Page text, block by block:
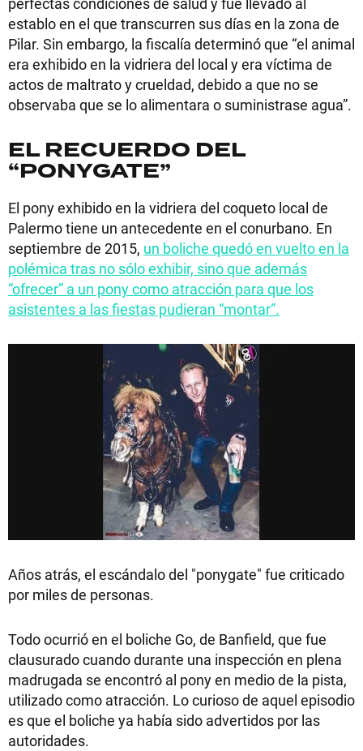
establo en el que transcurren sus días en la zona de
Pilar. Sin embargo, la fiscalía determinó que “el animal
era exhibido en la vidriera del local y era víctima de
actos de maltrato y crueldad, debido a que no se
observaba que se lo alimentara o suministrase agua”.
EL RECUERDO DEL
“PONYGATE”
El pony exhibido en la vidriera del coqueto local de
Palermo tiene un antecedente en el conurbano. En
septiembre de 2015, un boliche quedó en vuelto en la
polémica tras no sólo exhibir, sino que además
“ofrecer” a un pony como atracción para que los
asistentes a las fiestas pudieran “montar”.
Años atrás, el escándalo del "ponygate" fue criticado
por miles de personas.
Todo ocurrió en el boliche Go, de Banfield, que fue
clausurado cuando durante una inspección en plena
madrugada se encontró al pony en medio de la pista,
utilizado como atracción. Lo curioso de aquel episodio
es que el boliche ya había sido advertidos por las
autoridades.